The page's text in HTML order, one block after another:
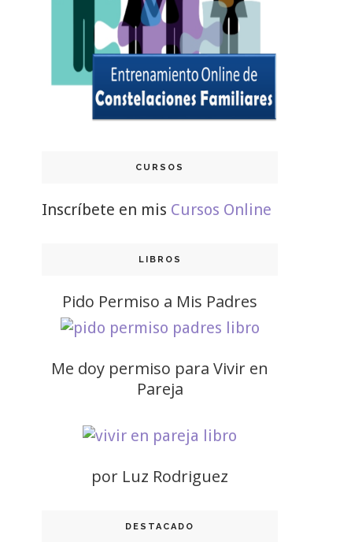
CURSOS
Inscríbete en mis Cursos Online
LIBROS
Pido Permiso a Mis Padres
Me doy permiso para Vivir en
Pareja
por Luz Rodriguez
DESTACADO